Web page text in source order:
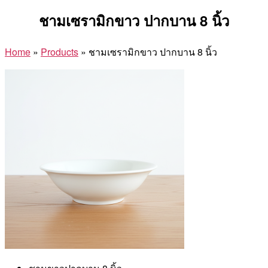
ชามเซรามิกขาว ปากบาน 8 นิ้ว
Home » Products » ชามเซรามิกขาว ปากบาน 8 นิ้ว